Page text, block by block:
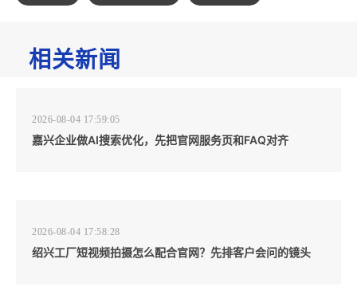
相关新闻
2026-08-04 17:59:05
嘉兴企业做AI搜索优化，先把官网服务页和FAQ对齐
2026-08-04 17:58:28
绍兴工厂短视频拍摄怎么配合官网？先排客户会问的镜头